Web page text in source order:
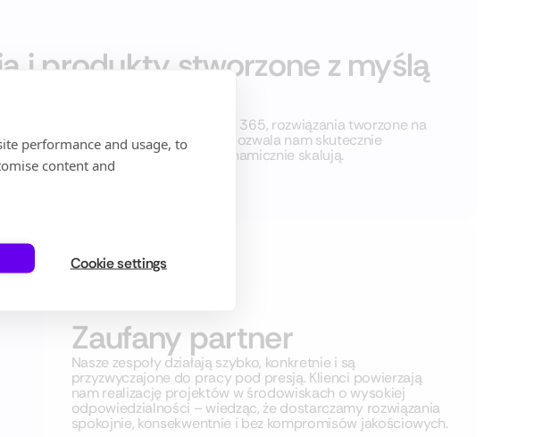
i produkty stworzone z myślą
środowiskach
z ekosystemami łączącymi Dynamics 365, rozwiązania tworzone na
firm trzecich. To doświadczenie pozwala nam skutecznie
gdy systemy się zmieniają lub dynamicznie skalują.
Zaufany partner
Nasze zespoły działają szybko, konkretnie i są
przyzwyczajone do pracy pod presją. Klienci powierzają
nam realizację projektów w środowiskach o wysokiej
odpowiedzialności – wiedząc, że dostarczamy rozwiązania
spokojnie, konsekwentnie i bez kompromisów jakościowych.
performance and usage, to
content and
Cookie settings